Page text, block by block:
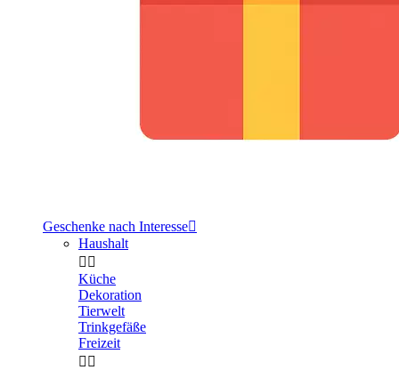
Geschenke nach Interesse
Haushalt
 
Küche
Dekoration
Tierwelt
Trinkgefäße
Freizeit
 